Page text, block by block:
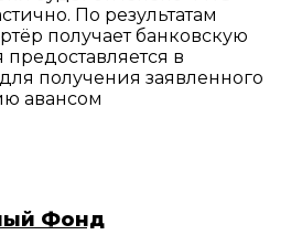
По результатам
получает банковскую
предоставляется в
получения заявленного
авансом
Фонд